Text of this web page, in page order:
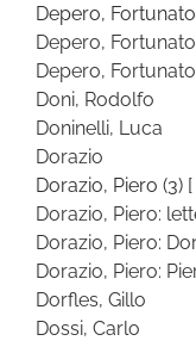
Depero, Fortunato
Depero,
Depero,
Doni, Rodolfo
Doninelli, Luca
Dorazio
Dorazio, Piero (3)
Dorazio, Piero:
Dorazio, Piero:
Dorazio, Piero:
Dorfles, Gillo
Dossi, Carlo